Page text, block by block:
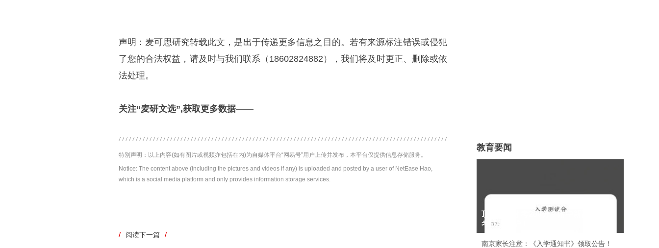
声明：麦可思研究转载此文，是出于传递更多信息之目的。若有来源标注错误或侵犯
了您的合法权益，请及时与我们联系（18602824882），我们将及时更正、删除或依
法处理。
关注“麦研文选”,获取更多数据——
特别声明：以上内容(如有图片或视频亦包括在内)为自媒体平台“网易号”用户上传并发布，本平台仅提供信息存储服务。
Notice: The content above (including the pictures and videos if any) is uploaded and posted by a user of NetEase Hao,
which is a social media platform and only provides information storage services.
/ 阅读下一篇 /
教育要闻
顶尖牛娃才考200分？附中新高一分班
考成绩出炉！
南京家长注意：《入学通知书》领取公告！